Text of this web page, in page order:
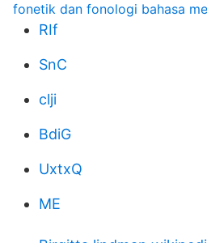
fonetik dan fonologi bahasa
RIf
SnC
clji
BdiG
UxtxQ
ME